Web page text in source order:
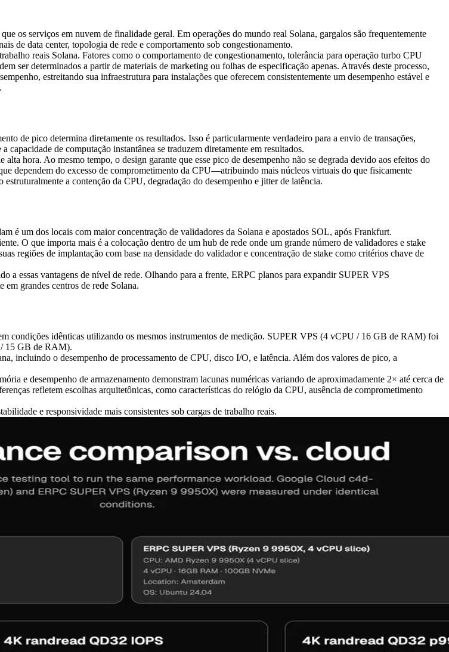
os serviços em nuvem de finalidade geral. Em operações do mundo real Solana, gargalos são frequentemente
de data center, topologia de rede e comportamento sob congestionamento.
reais Solana. Fatores como o comportamento de congestionamento, tolerância para operação turbo CPU
ser determinados a partir de materiais de marketing ou folhas de especificação apenas. Através deste processo,
estreitando sua infraestrutura para instalações que oferecem consistentemente um desempenho estável e
de pico determina diretamente os resultados. Isso é particularmente verdadeiro para a envio de transações,
de computação instantânea se traduzem diretamente em resultados.
hora. Ao mesmo tempo, o design garante que esse pico de desempenho não se degrada devido aos efeitos do
dependem do excesso de comprometimento da CPU—atribuindo mais núcleos virtuais do que fisicamente
a contenção da CPU, degradação do desempenho e jitter de latência.
é um dos locais com maior concentração de validadores da Solana e apostados SOL, após Frankfurt.
O que importa mais é a colocação dentro de um hub de rede onde um grande número de validadores e stake
regiões de implantação com base na densidade do validador e concentração de stake como critérios chave de
essas vantagens de nível de rede. Olhando para a frente, ERPC planos para expandir SUPER VPS
grandes centros de rede Solana.
condições idênticas utilizando os mesmos instrumentos de medição. SUPER VPS (4 vCPU / 16 GB de RAM) foi
/ 15 GB de RAM).
incluindo o desempenho de processamento de CPU, disco I/O, e latência. Além dos valores de pico, a
e desempenho de armazenamento demonstram lacunas numéricas variando de aproximadamente 2× até cerca de
refletem escolhas arquitetônicas, como características do relógio da CPU, ausência de comprometimento
e responsividade mais consistentes sob cargas de trabalho reais.